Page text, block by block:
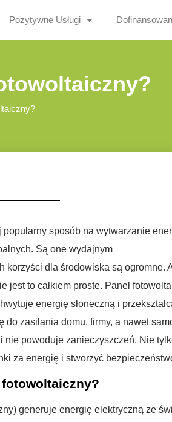
Pozytywne Usługi
sposób na wytwarzanie
Są one wydajnym
korzyści dla środowiska są ogromne.
jest to całkiem proste. Panel
energię słoneczną i
do zasilania domu, firmy, a nawet
nie powoduje zanieczyszczeń. Nie
za energię i stworzyć
fotowoltaiczny?
generuje energię elektryczną ze